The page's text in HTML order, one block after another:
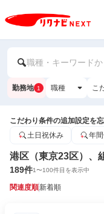
職種・キーワード
勤務地 1 職種 こ
こだわり条件の追加設定を
土日祝休み
年
港区（東京23区）、
189件1〜100件目を表示中
関連度順新着順